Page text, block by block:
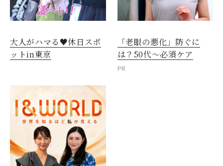
大人がハマる♥休日スポ
ットin東京
「老眼の悪化」防ぐに
は？50代～必須ケア
PR